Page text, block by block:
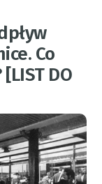
Co
DO